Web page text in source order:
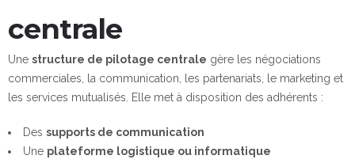
centrale
Une structure de pilotage centrale gère les négociations
commerciales, la communication, les partenariats, le marketing et
les services mutualisés. Elle met à disposition des adhérents :
Des supports de communication
Une plateforme logistique ou informatique